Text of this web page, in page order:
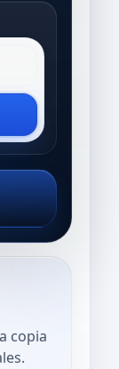
copia